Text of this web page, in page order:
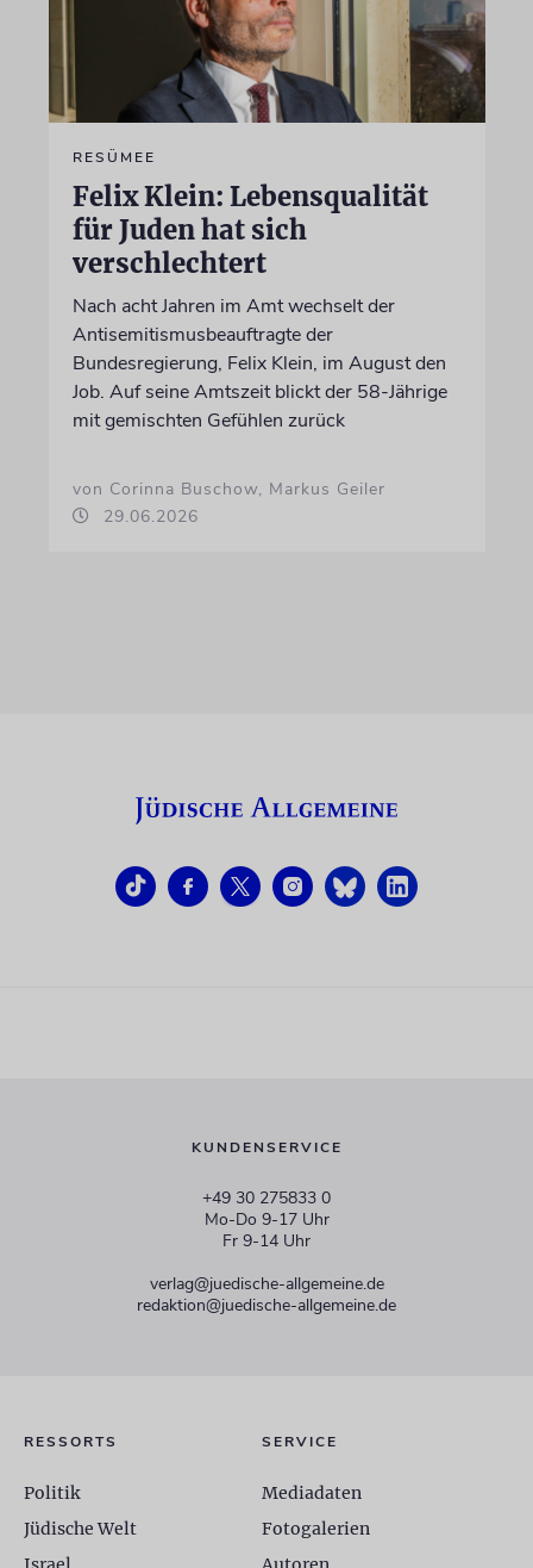
RESÜMEE
Felix Klein: Lebensqualität
für Juden hat sich
verschlechtert
Nach acht Jahren im Amt wechselt der
Antisemitismusbeauftragte der
Bundesregierung, Felix Klein, im August den
Job. Auf seine Amtszeit blickt der 58-Jährige
mit gemischten Gefühlen zurück
von Corinna Buschow, Markus Geiler
29.06.2026
KUNDENSERVICE
+49 30 275833 0
Mo-Do 9-17 Uhr
Fr 9-14 Uhr
verlag@juedische-allgemeine.de
redaktion@juedische-allgemeine.de
RESSORTS
Politik
Jüdische Welt
SERVICE
Mediadaten
Fotogalerien